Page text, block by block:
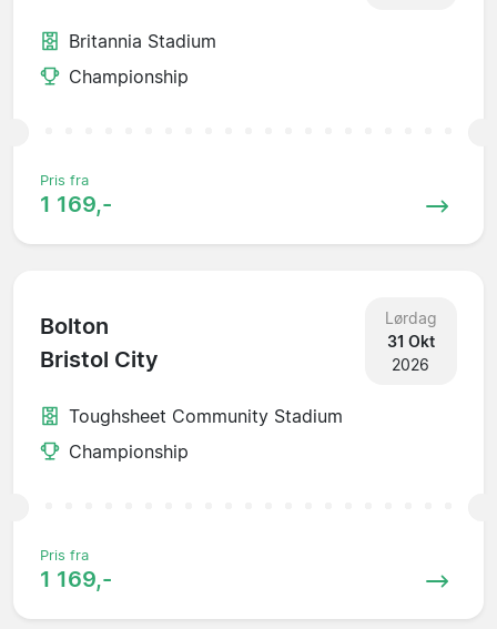
Britannia Stadium
Championship
Pris fra
1 169,-
Bolton
Bristol City
Lørdag
31 Okt
2026
Toughsheet Community Stadium
Championship
Pris fra
1 169,-